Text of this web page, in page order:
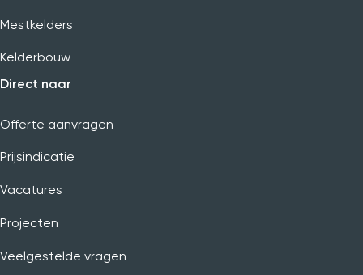
Mestkelders
Kelderbouw
Direct naar
Offerte aanvragen
Prijsindicatie
Vacatures
Projecten
Veelgestelde vragen